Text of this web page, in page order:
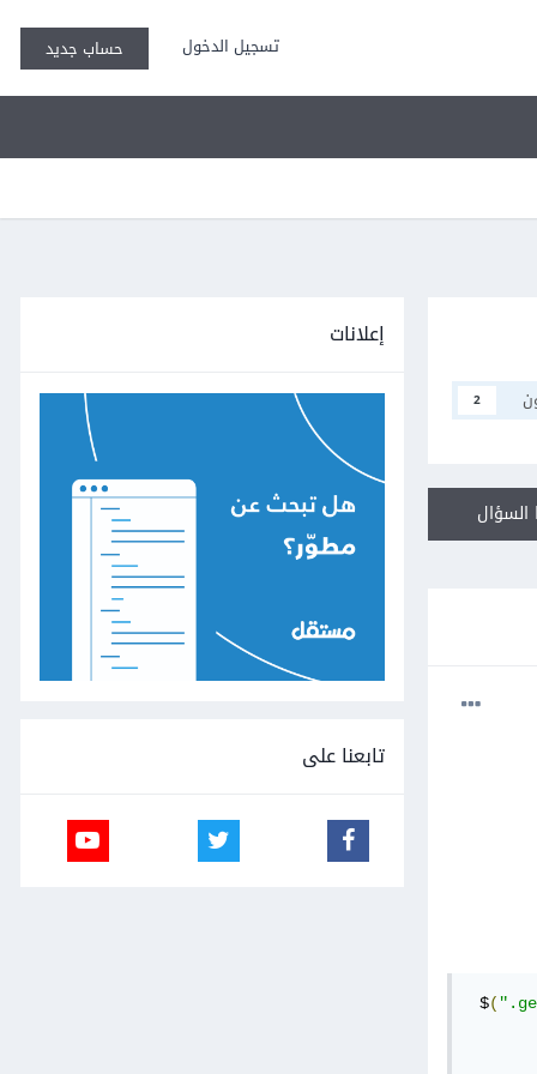
تسجيل الدخول حساب جديد
2
$(
إعلانات
تابعنا على